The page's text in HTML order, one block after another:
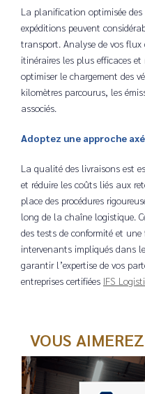
La planification optimisée
expéditions peuvent
transport. Analyse de vos
itinéraires les plus efficaces
optimiser le chargement des
kilomètres parcourus, les
associés.
Adoptez une approche
La qualité des livraisons est
et réduire les coûts liés aux
place des procédures
long de la chaîne logistique.
des tests de conformité et
intervenants impliqués dans
garantir l’expertise de vos
entreprises certifiées IFS
VOUS